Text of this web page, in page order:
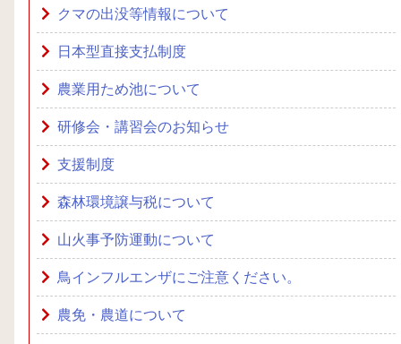
クマの出没等情報について
日本型直接支払制度
農業用ため池について
研修会・講習会のお知らせ
支援制度
森林環境譲与税について
山火事予防運動について
鳥インフルエンザにご注意ください。
農免・農道について